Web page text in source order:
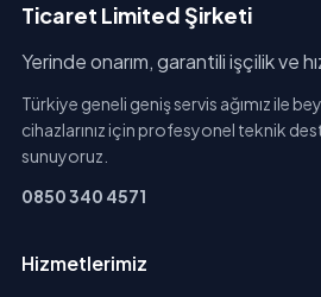
Ticaret Limited Şirketi
Yerinde onarım, garantili işçilik ve
Türkiye geneli geniş servis ağımız ile
cihazlarınız için profesyonel teknik
sunuyoruz.
0850 340 4571
Hizmetlerimiz